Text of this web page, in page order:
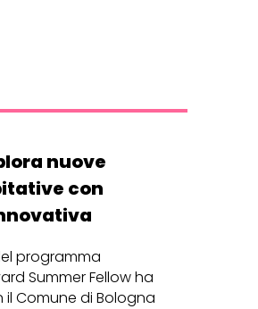
nuove
con
programma
Summer Fellow ha
Comune di Bologna